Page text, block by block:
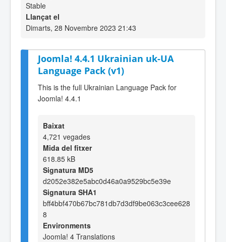
Stable
Llançat el
Dimarts, 28 Novembre 2023 21:43
Joomla! 4.4.1 Ukrainian uk-UA
Language Pack (v1)
This is the full Ukrainian Language Pack for
Joomla! 4.4.1
Baixat
4,721 vegades
Mida del fitxer
618.85 kB
Signatura MD5
d2052e382e5abc0d46a0a9529bc5e39e
Signatura SHA1
bff4bbf470b67bc781db7d3df9be063c3cee628
8
Environments
Joomla! 4 Translations